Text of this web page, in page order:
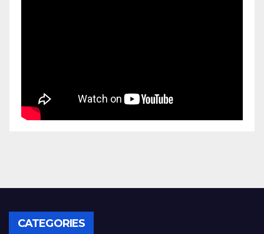
CATEGORIES